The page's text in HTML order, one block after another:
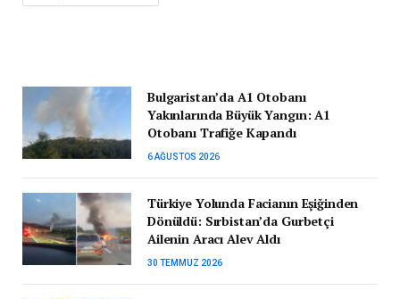
Bulgaristan’da A1 Otobanı
Yakınlarında Büyük Yangın: A1
Otobanı Trafiğe Kapandı
6 AĞUSTOS 2026
Türkiye Yolunda Facianın Eşiğinden
Dönüldü: Sırbistan’da Gurbetçi
Ailenin Aracı Alev Aldı
30 TEMMUZ 2026